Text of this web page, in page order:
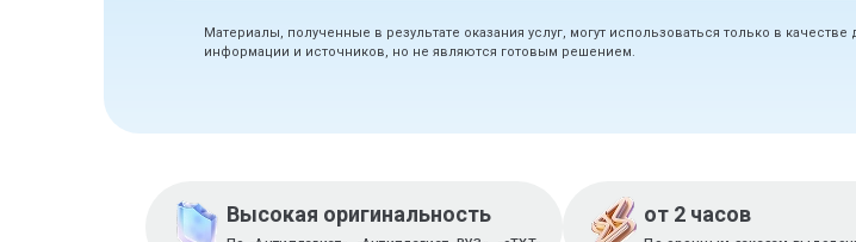
Материалы, полученные в результате оказания услуг, могут использоваться только в
информации и источников, но не являются готовым решением.
Высокая оригинальность от 2 часов